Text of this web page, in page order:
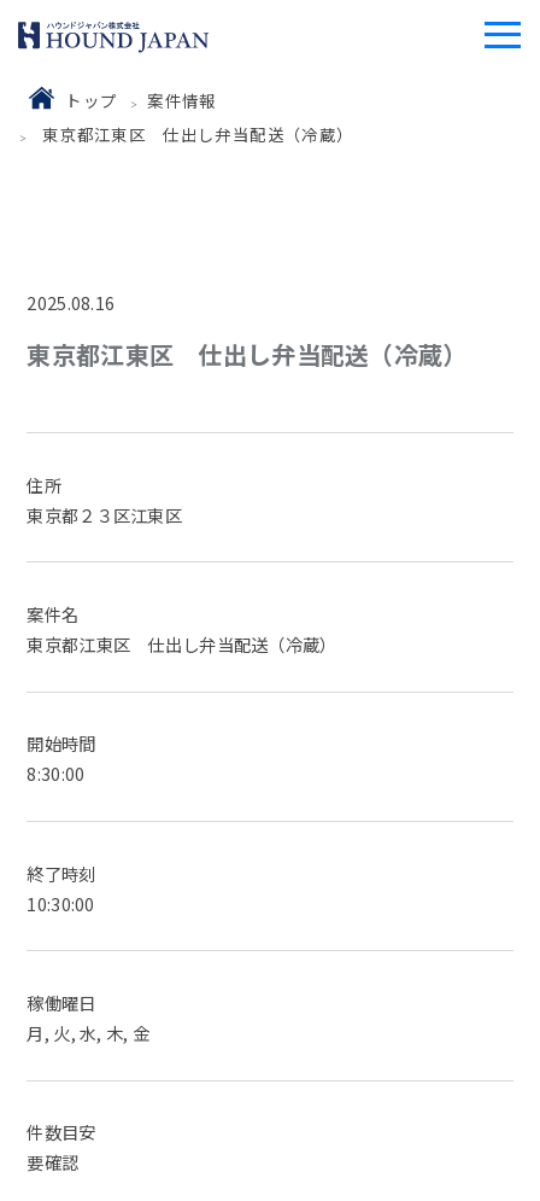
トップ
案件情報
東京都江東区 仕出し弁当配送（冷蔵）
2025.08.16
東京都江東区 仕出し弁当配送（冷蔵）
住所
東京都２３区江東区
案件名
東京都江東区 仕出し弁当配送（冷蔵）
開始時間
8:30:00
終了時刻
10:30:00
稼働曜日
月, 火, 水, 木, 金
件数目安
要確認